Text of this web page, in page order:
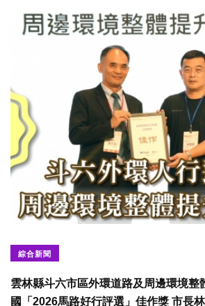
綜合新聞
雲林縣斗六市區外環道路及周邊環境整
國「2026馬路好行評選」佳作獎 市長